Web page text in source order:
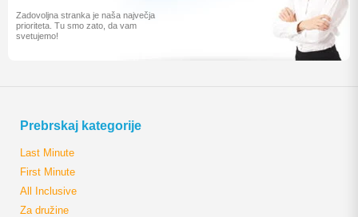
Zadovoljna stranka je naša največja
prioriteta. Tu smo zato, da vam
svetujemo!
Prebrskaj kategorije
Last Minute
First Minute
All Inclusive
Za družine